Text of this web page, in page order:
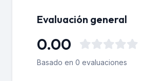
Evaluación general
0.00
Basado en 0 evaluaciones